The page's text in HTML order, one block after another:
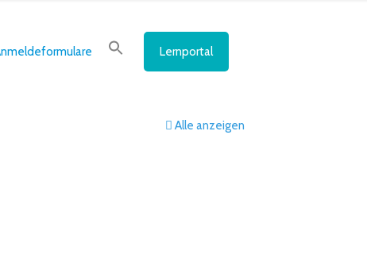
Lernportal
Alle anzeigen